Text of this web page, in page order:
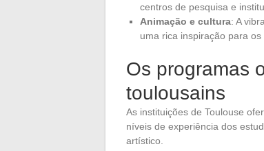
centros de pesquisa e
Animação e cultura: A
uma rica inspiração para
Os programas
toulousains
As instituições de Toulouse
níveis de experiência dos
artístico.